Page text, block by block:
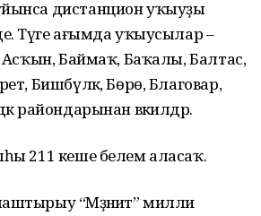
дистанцион уҡыуҙы
Тәүге ағымда уҡыусылар –
Асҡын, Баймаҡ, Баҡалы, Балтас,
Бишбүләк, Бөрө, Благовар,
райондарынан вәкилдәр.
211 кеше белем аласаҡ.
“Мәҙәниәт” милли